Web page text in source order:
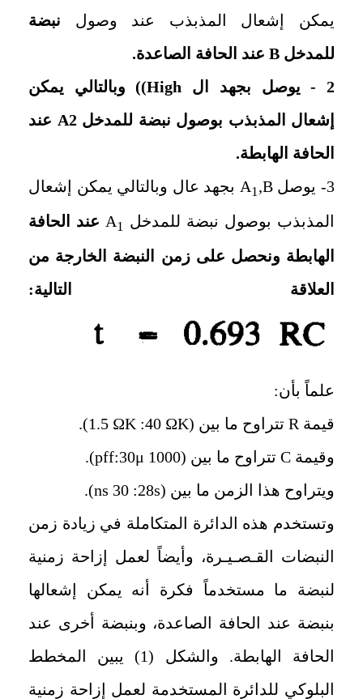
يمكن إشعال المذبذب عند وصول نبضة
للمدخل B عند الحافة الصاعدة.
2 - يوصل بجهد ال
High) ) وبالتالي يمكن
إشعال المذبذب بوصول نبضة للمدخل 2 A عند
الحافة الهابطة.
3- يوصل
A1,B
بجهد عال وبالتالي يمكن إشعال
المذبذب بوصول نبضة للمدخل
A1
عند الحافة
الهابطة ونحصل على زمن النبضة الخارجة من
العلاقة التالية:
علماً بأن:
قيمة R تتراوح ما بين (K
Ω
K
Ω
وقيمة C تتراوح ما بين (1000
μ
f:30
pf
).
ويتراوح هذا الزمن ما بين (s
28:
30 ns
).
وتستخدم هذه الدائرة المتكاملة في زيادة زمن
النبضات القـصـيـرة، وأيضاً لعمل إزاحة زمنية
لنبضة ما مستخدماً فكرة أنه يمكن إشعالها
بنبضة عند الحافة الصاعدة، وبنبضة أخرى عند
الحافة الهابطة. والشكل (1) يبين المخطط
البلوكي للدائرة المستخدمة لعمل إزاحة زمنية